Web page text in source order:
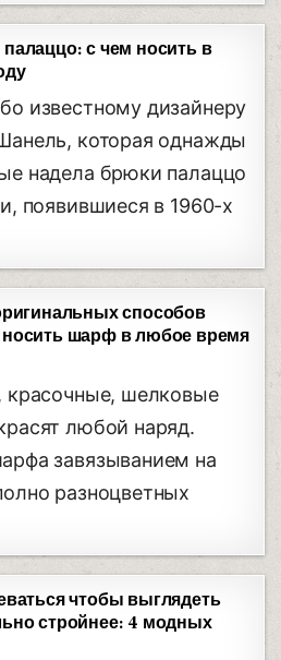
с чем носить в
известному дизайнеру
которая однажды
надела брюки палаццо
появившиеся в 1960-х
способов
шарф в любое время
красочные, шелковые
любой наряд.
завязыванием на
разноцветных
чтобы выглядеть
стройнее: 4 модных